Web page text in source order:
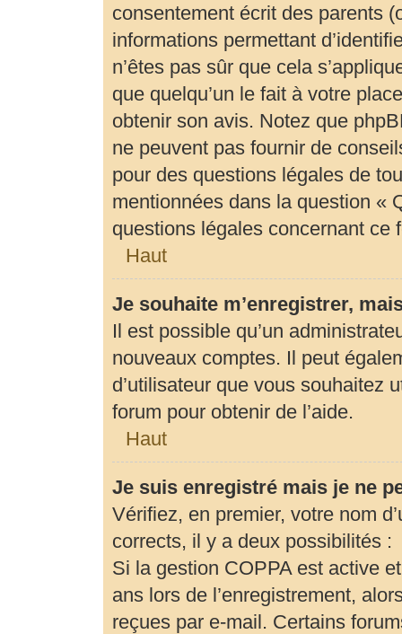
consentement écrit des parents
informations permettant
n’êtes pas sûr que cela
que quelqu’un le fait à votre
obtenir son avis. Notez que
ne peuvent pas fournir de
pour des questions légales de
mentionnées dans la question «
questions légales concernant ce
Haut
Je souhaite m’enregistrer,
Il est possible qu’un
nouveaux comptes. Il peut
d’utilisateur que vous souhaitez
forum pour obtenir de l’aide.
Haut
Je suis enregistré mais je ne
Vérifiez, en premier, votre nom
corrects, il y a deux possibilités :
Si la gestion COPPA est active
ans lors de l’enregistrement,
reçues par e-mail. Certains